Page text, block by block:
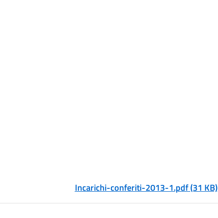
Incarichi-conferiti-2013-1.pdf (31 KB)